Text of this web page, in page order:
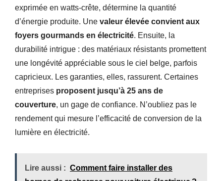
exprimée en watts-crête, détermine la quantité
d’énergie produite. Une valeur élevée convient aux
foyers gourmands en électricité. Ensuite, la
durabilité intrigue : des matériaux résistants promettent
une longévité appréciable sous le ciel belge, parfois
capricieux. Les garanties, elles, rassurent. Certaines
entreprises proposent jusqu’à 25 ans de
couverture, un gage de confiance. N’oubliez pas le
rendement qui mesure l’efficacité de conversion de la
lumière en électricité.
Lire aussi : Comment faire installer des